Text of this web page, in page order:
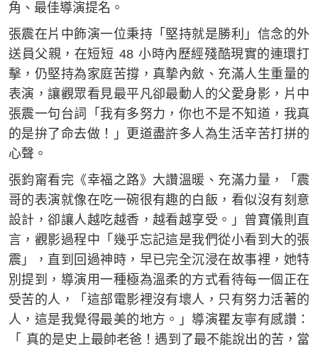
角、最佳導演提名。
張震在片中飾演一位秉持「堅持就是勝利」信念的外
送員父親，在短短 48 小時內歷經殘酷現實的連環打
擊，仍堅持為家庭苦撐，真摯內斂、充滿人生重量的
表演，讓觀眾看見最平凡卻最動人的父愛身影，片中
張震一句台詞「我有多努力，你也不是不知道，我真
的是拚了命去做！」更道盡許多人為生活辛苦打拼的
心聲。
張鈞甯看完《幸福之路》大讚溫暖、充滿力量，「震
哥的表演就像在吃一碗很有趣的白飯，看似沒有刻意
設計，卻讓人越吃越香，越看越享受。」曾寶儀則直
言，觀影過程中「幾乎忘記這是我們從小看到大的張
震」，直到回過神時，早已完全沉浸在故事裡，她特
別提到，導演用一種極為溫柔的方式看待每一個正在
受苦的人，「這部電影裡沒有壞人，只有努力活著的
人，這是我覺得最美的地方。」導演瞿友寧有感讚：
「 真的是史上最帥老爸！遇到了最不能說出的苦，當